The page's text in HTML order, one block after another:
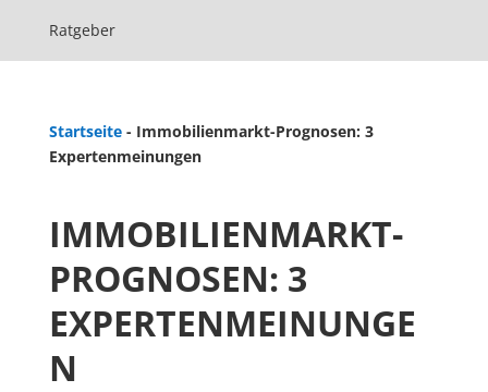
Ratgeber
Startseite- Immobilienmarkt-Prognosen: 3
Expertenmeinungen
IMMOBILIENMARKT-
PROGNOSEN: 3
EXPERTENMEINUNGE
N